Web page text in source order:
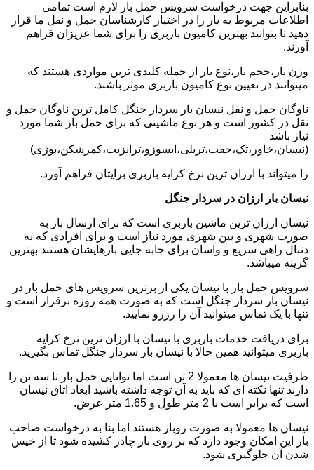
بنابراین جهت درخواست سرویس حمل بار لازم است تمامی
اطلاعات مربوط به بار را در اختیار کارشناسان حمل و نقل ما قرار
دهید تا بتوانند بهترین کامیون باربری را برای شما عزیزان فراهم
آورند.
وزن بار،حجم بار،نوع بار از جمله کلیدی ترین مواردی هستند که
میتوانند در تعیین نوع کامیون باربری موثر باشند.
ناوگان حمل و نقل نیسان بار سردار جنگل کامل ترین ناوگان حمل و
نقل در کشور است و هر نوع ماشینی که برای حمل بار شما مورد
نیاز باشد
(نیسان،خاور،تک،جفت،تریلی،ایسوزو،ترانزیت،کمرشکن،بوژی)
را میتواند با ارزان ترین نرخ کرایه باربری برایتان فراهم آورد.
نیسان بار ارزان در سردار جنگل
نیسان ارزان ترین ماشین باربری است که برای ارسال بار به
صورت شهری و بین شهری مورد نیاز است و برای افرادی که به
دنبال راهی سریع و وآسان برای جابه جایی بارهایشان هستند بهترین
گزینه میباشد.
سرویس حمل بار با نیسان یکی از برترین سرویس های حمل بار در
نیسان بار سردار جنگل است که به صورت همه روزه برقرار است و
تنها با یک تماس میتوانید آن را رزرو نمایید.
برای دریافت خدمات باربری با نیسان با ارزان ترین نرخ کرایه
باربری میتوانید همین حالا با نیسان بار سردار جنگل تماس بگیرید.
ظرفیت نیسان ها معمولا 2 تن است اما توانایی حمل بار تا سه تن را
دارند تنها نکته ای که باید به آن توجه داشته باشید ابعاد اتاق نیسان
است که برابر است با 2 متر طول و 1.65 متر عرض.
نیسان ها معمولا به صورت روباز هستند اما بنا به درخواست صاحب
بار این امکان وجود دارد که بر روی بار چادر کشیده شود تا از خیس
شدن آن جلوگیری شود.